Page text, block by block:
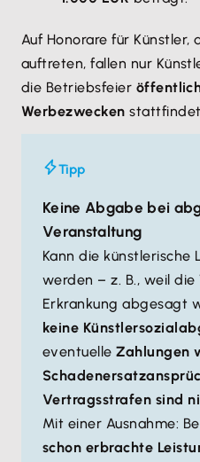
Auf Honorare für
auftreten, fallen nur
die Betriebsfeier
Werbezwecken
Tipp
Keine Abgabe bei
Veranstaltung
Kann die
werden – z. B., weil
Erkrankung abgesagt
keine
eventuelleZahlungen
Vertragsstrafen sind
Mit einer Ausnahme:
schon erbrachte